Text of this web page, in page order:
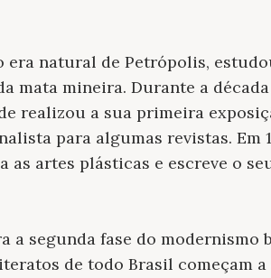
era natural de Petrópolis,
mata mineira. Durante a
realizou a sua primeira
para algumas revistas. Em
as artes plásticas e escreve o
a segunda fase do
de todo Brasil começam